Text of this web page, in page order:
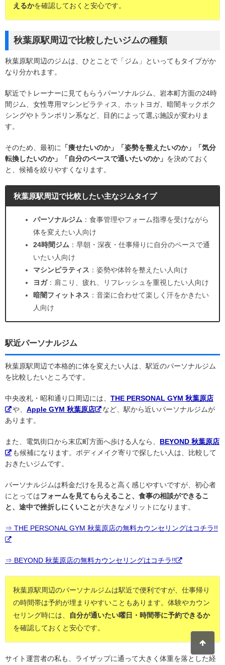
えるかを確認しておくと安心です。
秋葉原駅周辺で比較したいジムの種類
秋葉原駅周辺のジムは、ひとことで「ジム」といってもタイプがか
なり分かれます。
駅近でトレーナーに見てもらうパーソナルジム、岩本町方面の24時
間ジム、女性専用マシンピラティス、ホットヨガ、暗闇キックボク
シングやトランポリン系など、目的によって選ぶ施設が変わりま
す。
そのため、最初に
「痩せたいのか」「姿勢を整えたいのか」「気分
転換したいのか」「自分のペースで通いたいのか」 を決めておく
と、候補を絞りやすくなります。
秋葉原駅周辺で比較したい主なジムタイプ
パーソナルジム ：食事管理やフォーム指導を受けながら
体を変えたい人向け
24時間ジム ：早朝・深夜・仕事帰りに自分のペースで通
いたい人向け
マシンピラティス ：姿勢や体幹を整えたい人向け
ヨガ：肩こり、疲れ、リフレッシュを重視したい人向け
暗闇フィットネス ：音楽に合わせて楽しく汗をかきたい
人向け
駅近パーソナルジム
秋葉原駅周辺で本格的に体を変えたい人は、駅近のパーソナルジム
を比較したいところです。
中央改札・昭和通り口周辺には、 THE PERSONAL GYM 秋葉原店
や、 Apple GYM 秋葉原店
など、駅から近いパーソナルジムが
あります。
また、電気街口から末広町方面へ歩ける人なら、 BEYOND 秋葉原店
も候補になります。ボディメイク寄りで探したい人は、比較して
おきたいジムです。
パーソナルジムは料金だけを見ると高く感じやすいですが、初心者
にとってはフォームを見てもらえること、食事の相談ができるこ
と、途中で挫折しにくいことが大きなメリットになります。
⇒ THE PERSONAL GYM 秋葉原店の無料カウンセリングはコチラ!!
⇒ BEYOND 秋葉原店の無料カウンセリングはコチラ!!
秋葉原駅周辺のパーソナルジムは駅近で便利ですが、仕事帰り
の時間帯は予約が埋まりやすいこともあります。体験やカウン
セリング時には、
自分が通いたい曜日・時間帯に予約できるか
を確認しておくと安心です。
サイト運営者の私も、ライザップに通って大きく体重を落とした経